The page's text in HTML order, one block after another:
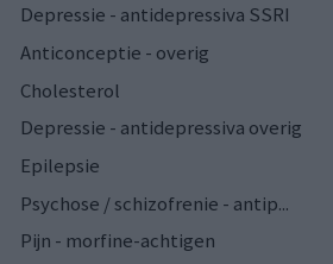
Depressie - antidepressiva SSRI
Anticonceptie - overig
Cholesterol
Depressie - antidepressiva overig
Epilepsie
Psychose / schizofrenie - antip...
Pijn - morfine-achtigen